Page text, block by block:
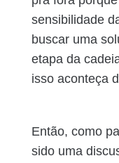
sensibilidade
buscar uma
etapa da
isso aconteça
Então, como
sido uma